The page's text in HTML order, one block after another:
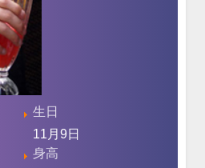
生日
11月9日
身高